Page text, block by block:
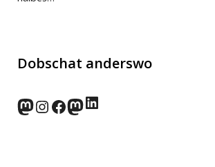
Dobschat anderswo
norden.social
Instagram
Facebook
wp-punks.social
LinkedIn